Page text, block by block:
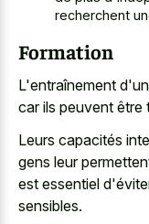
recherchent
Formation
L'entraînement
car ils peuvent être
Leurs capacités
gens leur
est essentiel
sensibles.